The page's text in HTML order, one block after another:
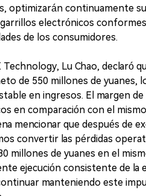
optimizarán continuamente
electrónicos
de los consumidores.
Lu Chao, declaró
de 550 millones de yuanes,
en ingresos. El margen
en comparación con el
mencionar que después de
convertir las pérdidas
millones de yuanes en el
ejecución consistente de la
manteniendo este